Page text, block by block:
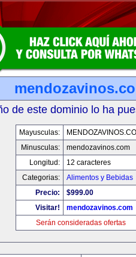
de este dominio lo ha
Mayusculas:
Minusculas:
mendozavinos.com
Longitud:
12 caracteres
Categorias:
Alimentos y Bebidas
Precio:
$999.00
Visitar!
mendozavinos.com
Serán consideradas ofertas